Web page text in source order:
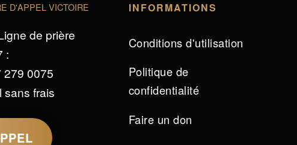
D'APPEL VICTOIRE
de prière
:
279 0075
sans frais
INFORMATIONS
Conditions d'utilisation
Politique de
confidentialité
Faire un don